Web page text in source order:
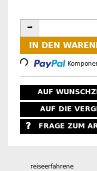
IN DEN
Loading...
AUF
AUF DIE
FRAGE ZUM
reiseerfahrene